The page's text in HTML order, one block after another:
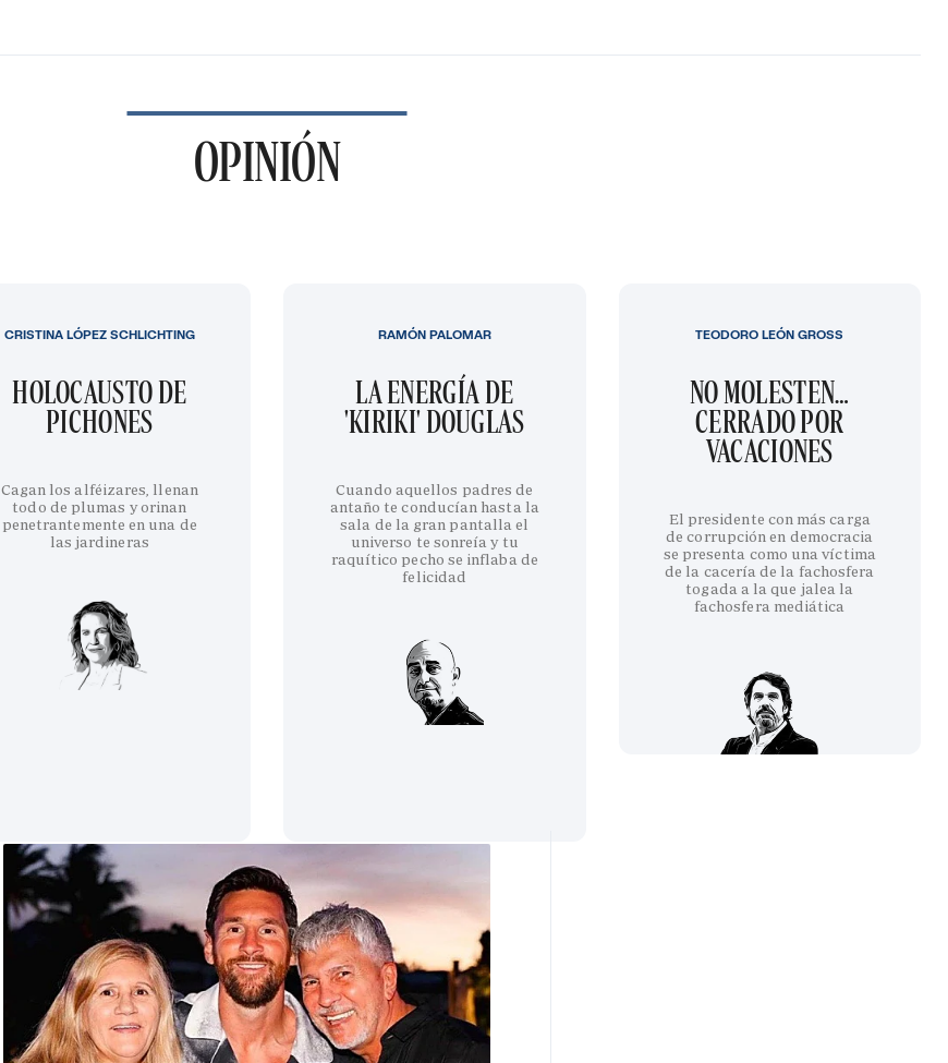
OPINIÓN
HOLOCAUSTO DE
PICHONES
Cagan los alféizares, llenan
todo de plumas y orinan
penetrantemente en una de
las jardineras
CRISTINA LÓPEZ SCHLICHTING
LA ENERGÍA DE
'KIRIKI' DOUGLAS
Cuando aquellos padres de
antaño te conducían hasta la
sala de la gran pantalla el
universo te sonreía y tu
raquítico pecho se inflaba de
felicidad
RAMÓN PALOMAR
NO MOLESTEN…
CERRADO POR
VACACIONES
El presidente con más carga
de corrupción en democracia
se presenta como una víctima
de la cacería de la fachosfera
togada a la que jalea la
fachosfera mediática
TEODORO LEÓN GROSS